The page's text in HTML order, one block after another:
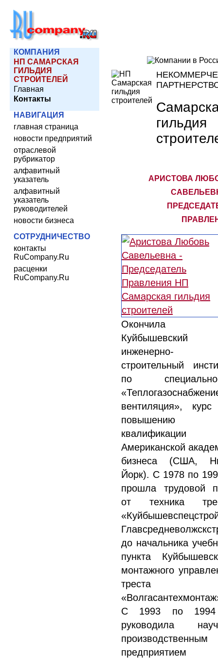
КОМПАНИЯ
НП САМАРСКАЯ
ГИЛЬДИЯ
СТРОИТЕЛЕЙ
Главная
Контакты
НАВИГАЦИЯ
главная страница
новости предприятий
отраслевой
рубрикатор
алфавитный
указатель
алфавитный
указатель
руководителей
новости бизнеса
СОТРУДНИЧЕСТВО
контакты
RuCompany.Ru
расценки
RuCompany.Ru
гильдия
АРИСТОВА
Окончила
Куйбышевский
инженерно-
строительный
по
вентиляция»,
повышению
Американской
бизнеса (США,
Йорк). С 1978 по
прошла трудовой
от техника
до начальника
пункта
монтажного
треста
С 1993 по
руководила
производственным
предприятием